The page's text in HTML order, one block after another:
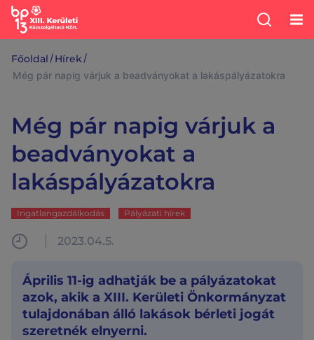
Főoldal /Hírek /
Még pár napig várjuk a beadványokat a lakáspályázatokra
Még pár napig várjuk a
beadványokat a
lakáspályázatokra
Ingatlangazdálkodás Pályázati hírek
2023.04.5.
Április 11-ig adhatják be a pályázatokat
azok, akik a XIII. Kerületi Önkormányzat
tulajdonában álló lakások bérleti jogát
szeretnék elnyerni.